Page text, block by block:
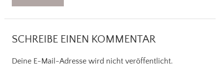
SCHREIBE EINEN KOMMENTAR
Deine E-Mail-Adresse wird nicht veröffentlicht.